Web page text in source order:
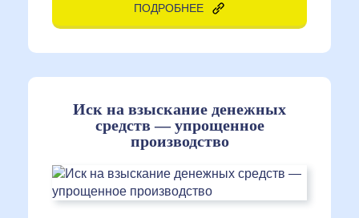
ПОДРОБНЕЕ
Иск на взыскание денежных
средств — упрощенное
производство